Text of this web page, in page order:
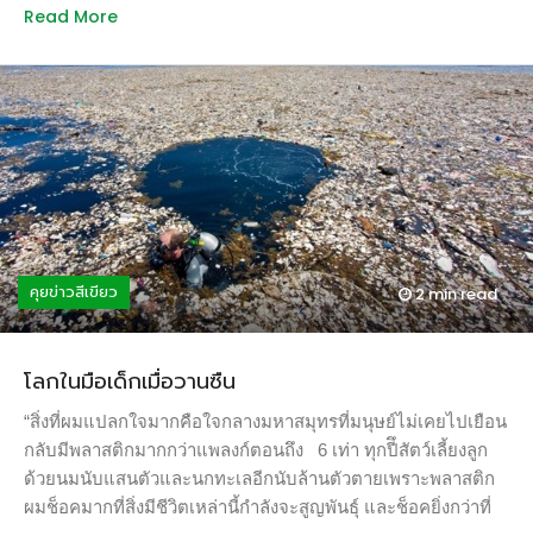
ยังไม่เปลี่ยนแปลง ดูเหมือนปีหน้าเราจะเผชิญหน้ากับวิกฤติฝุ่นจิ๋ว
โชคลางหรือรอธรรมชาติเข้าข้าง เราควรมีมาตรการเชิงรุกที่
วัดผลได้เพื่อป้องกันการก่อมลพิษฝุ่นจิ๋วที่จุดกำเนิดแทนการ
ป้องกันที่ปลายจมูกซึ่งทำให้คนไทยเสียค่าใช้จ่ายมหาศาลในการ
ซื้อเครื่องป้องกันที่ปลายจมูกและการรักษาความเจ็บป่วยจากฝุ่น
เช่นเดียวกับที่ประเทศแห่งมลพิษอย่างจีนเคยทำให้เห็นมาแล้ว
ย้อนกลับไปเมื่อ 4-5 ปีที่แล้ว ช่วงฤดูหนาวของทุกปี โดยเฉพาะ
เดือนกุมภาพันธ์ ซึ่งเป็นช่วงเทศกาลตรุษจีนที่ชาวจีนนับพันล้าน
คนควรมีโอกาสเฉลิมฉลองเทศกาลปีใหม่ในที่โล่งแจ้ง เด็กเล็ก
และคนชราในเมืองหลวงปักกิ่งกลับต้องเก็บตัวอยู่ในบ้านเรือน
เห็นว่าเป็นเรื่องเกี่ยวข้องกับสุขภาพของทุกผู้ทุกคน หากไม่มีการ
นายกรัฐมนตรีหลี่ เคอเฉียง จึงประกาศทำสงครามกับมลพิษต่อ
หน้าสมาชิกพรรคสภาประชาชนแห่งชาติจำนวนสามพันคน โดย
บอกว่า “หมอกควันเป็นเหมือนสัญญาณไฟแดงของธรรมชาติที่
เตือนให้เห็นถึงการพัฒนาที่มืดบอดและไร้ประสิทธิภาพ” ในเดือน
เต้นท์ไปยังดอยมะม่วงสามหมื่น ฉันเห็นคนกลุ่มเล็กๆ 3-4 คน
เครื่องบดและอุปกรณ์อื่นๆ ออกมาตั้ง คนหนึ่งทำหน้าที่บดกาแฟ
อีกคนทำหน้าที่ชง พลางร้องเรียกผู้คนที่เดินผ่านให้แวะชิมฟรี ฉัน
สาวเท้าไปตามกลิ่นหอมกรุ่นของกาแฟและคำเชื้อเชิญ สั่งคาปูชิ
โน่ร้อน และถามไถ่ที่มาของพวกเขา “โอ๊ค” ชายหนุ่มที่ทำหน้าที่
ชงกาแฟเล่าว่าพวกเขามาจากกลุ่ม “อาสาเที่ยว” กลุ่มท่องเที่ยวที่
อยากให้คนไปเที่ยวได้อะไรมากกว่าไปเที่ยว ในฐานะคนรักกาแฟ
เขาและกลุ่มจึงเลือกทำสิ่งที่รักและถนัดด้วยการซื้อเครื่องชงกาแฟ
ร็อกซ์เอสเปรสโซ่มูลค่าเกือบหมื่นที่มีคุณสมบัติพิเศษคือเป็น
เครื่องชงกาแฟแรงดันสูงที่ให้รสชาติและกลิ่นหอมกรุ่นราวกับ
เครื่องชงกาแฟชั้นดีโดยไม่ต้องใช้ไฟฟ้า พวกเขาหอบหิ้วเครื่องทำ
ดื่มร้อนอื่นๆ แจกนักท่องเที่ยวโดยไม่เลือกว่าเป็นพวกเขาพวกใคร
สิ่งเดียวที่พวกเขาต้องการตอบแทนคือคำมั่นสัญญาจากผู้ดื่มว่าจะ
นำขยะจากการกินใช้ของตัวเองทุกชิ้นติดตัวกลับไปด้วย เป็นที่มา
ของ “กาแฟสัญญาใจ” “สัญญาแล้วนะ” เขาร้องบอกขณะที่ฉันจิบ
คาปูชิโน่ร้อนๆ หอมกรุ่น “ชัวร์อยู่แล้ว” ฉันตอบน้ำเสียงหนักแน่น
ทุกครั้งที่เดินป่าฉันคงนึกถึง “สัญญาใจ” ที่มีต่อกัน เป็นคำขอที่ไม่
Read More
คุยข่าวสีเขียว 2 minread
โลกในมือเด็กเมื่อวานซืน
“สิ่งที่ผมแปลกใจมากคือใจกลางมหาสมุทรที่มนุษย์ไม่เคยไปเยือน
กลับมีพลาสติกมากกว่าแพลงก์ตอนถึง 6 เท่า ทุกปีึสัตว์เลี้ยงลูก
ด้วยนมนับแสนตัวและนกทะเลอีกนับล้านตัวตายเพราะพลาสติก
ผมช็อคมากที่สิ่งมีชีวิตเหล่านี้กำลังจะสูญพันธุ์ และช็อคยิ่งกว่าที่